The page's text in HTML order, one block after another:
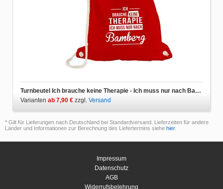
Turnbeutel Ich brauche keine Therapie - Ich muss nur nach Bamberg
Varianten ab 7,90 € zzgl. Versand
* Gilt für Lieferungen nach Deutschland bei Standardversand. Lieferzeiten für andere
Länder und Informationen zur Berechnung des Liefertermins siehe hier.
Impressum
Datenschutz
AGB
Widerrufsbelehrung